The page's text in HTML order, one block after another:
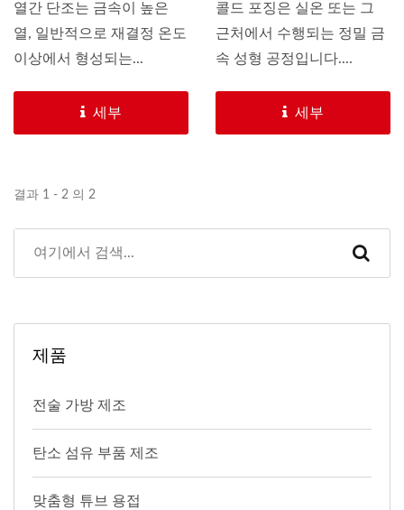
열간 단조는 금속이 높은
열, 일반적으로 재결정 온도
이상에서 형성되는...
세부
콜드 포징은 실온 또는 그
근처에서 수행되는 정밀 금
속 성형 공정입니다....
세부
결과 1 - 2 의 2
제품
전술 가방 제조
탄소 섬유 부품 제조
맞춤형 튜브 용접